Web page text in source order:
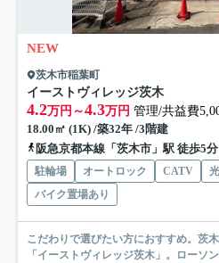
NEW
茨木市稲葉町
イーストヴィレッジ茨木
4.2万円～4.3万円 管理/共益費
18.00㎡ (1K) /築32年 /3階建
阪急京都本線「茨木市」駅 徒歩5分
駐輪場 オートロック CATV
バイク置場あり
こだわりで選びたい方におすすめ。茨
「イーストヴィレッジ茨木」。ローソ